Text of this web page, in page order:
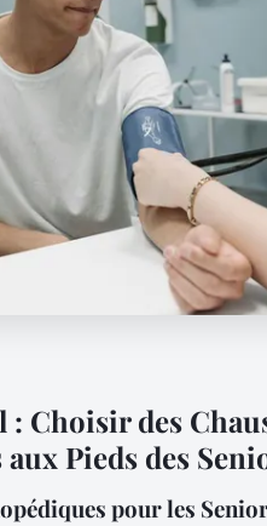
Choisir des
Pieds des
pour les